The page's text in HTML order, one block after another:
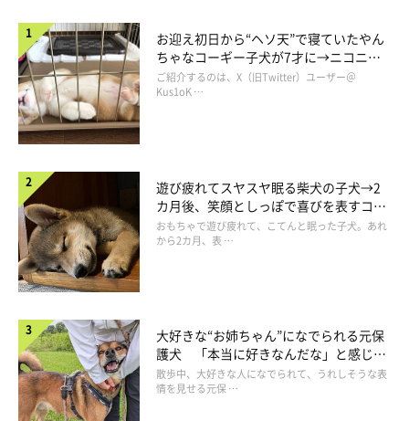
お迎え初日から“ヘソ天”で寝ていたやん
ちゃなコーギー子犬が7才に→ニコニ
コ“コーギースマイル”が魅力のコに成
長！
ご紹介するのは、X（旧Twitter）ユーザー＠
Kus1oK …
遊び疲れてスヤスヤ眠る柴犬の子犬→2
カ月後、笑顔としっぽで喜びを表すコに
成長！
おもちゃで遊び疲れて、こてんと眠った子犬。あれ
から2カ月、表 …
大好きな“お姉ちゃん”になでられる元保
護犬 「本当に好きなんだな」と感じる
表情にほっこり
散歩中、大好きな人になでられて、うれしそうな表
情を見せる元保 …